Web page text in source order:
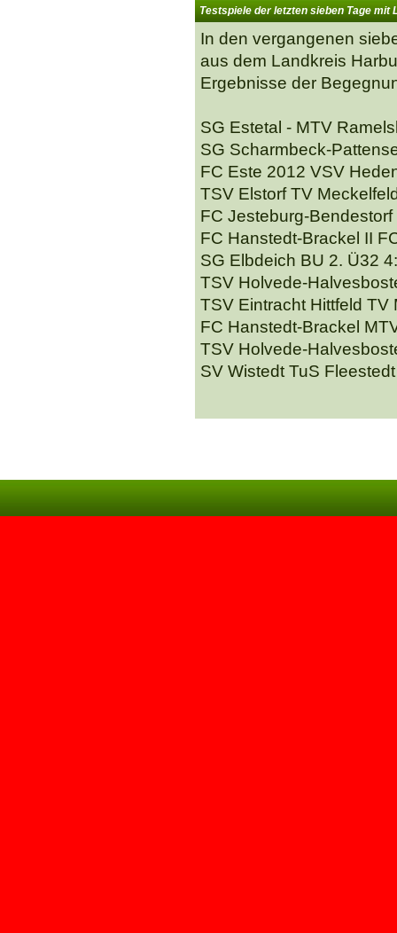
Testspiele der letzten sieben Tage mit
In den vergangenen
aus dem Landkreis
Ergebnisse der
SG Estetal - MTV
SG Scharmbeck-
FC Este 2012 VSV
TSV Elstorf TV
FC Jesteburg-
FC Hanstedt-Brackel II
SG Elbdeich BU 2. Ü32
TSV Holvede-
TSV Eintracht Hittfeld TV
FC Hanstedt-Brackel
TSV Holvede-
SV Wistedt TuS